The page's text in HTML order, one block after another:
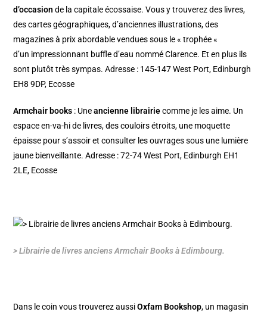
d’occasion de la capitale écossaise. Vous y trouverez des livres,
des cartes géographiques, d’anciennes illustrations, des
magazines à prix abordable vendues sous le « trophée «
d’un impressionnant buffle d’eau nommé Clarence. Et en plus ils
sont plutôt très sympas. Adresse : 145-147 West Port, Edinburgh
EH8 9DP, Ecosse
Armchair books : Uneancienne librairiecomme je les aime. Un
espace en-va-hi de livres, des couloirs étroits, une moquette
épaisse pour s’assoir et consulter les ouvrages sous une lumière
jaune bienveillante. Adresse : 72-74 West Port, Edinburgh EH1
2LE, Ecosse
> Librairie de livres anciens Armchair Books à Edimbourg.
Dans le coin vous trouverez aussiOxfam Bookshop, un magasin